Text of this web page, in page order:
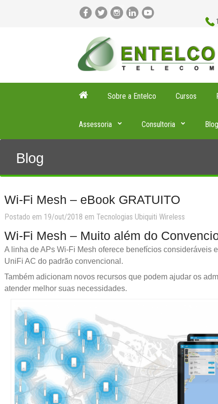
Sobre a Entelco Cursos
Assessoria Consultoria Blog
Blog
Wi-Fi Mesh – eBook GRATUITO
Postado em 19/out/2018 em Tecnologias Ubiquiti Wireless
Wi-Fi Mesh – Muito além do
A linha de APs Wi-Fi Mesh oferece benefícios consideráveis
UniFi AC do padrão convencional.
Também adicionam novos recursos que podem ajudar os
atender melhor suas necessidades.